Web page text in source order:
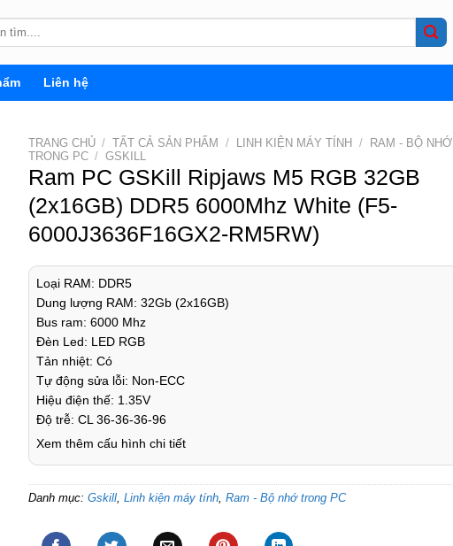
Liên hệ
TRANG CHỦ / TẤT CẢ SẢN PHẨM / LINH KIỆN MÁY TÍNH /
RAM - BỘ NHỚ
TRONG PC / GSKILL
Ram PC GSKill Ripjaws M5 RGB 32GB
(2x16GB) DDR5 6000Mhz White (F5-
6000J3636F16GX2-RM5RW)
Loại RAM: DDR5
Dung lượng RAM: 32Gb (2x16GB)
Bus ram: 6000 Mhz
Đèn Led: LED RGB
Tản nhiệt: Có
Tự động sửa lỗi: Non-ECC
Hiệu điện thế: 1.35V
Độ trễ: CL 36-36-36-96
Xem thêm cấu hình chi tiết
Danh mục: Gskill, Linh kiện máy tính, Ram - Bộ nhớ trong PC